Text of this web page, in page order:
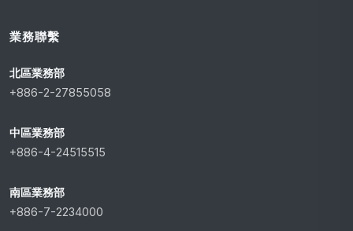
業務聯繫
北區業務部
+886-2-27855058
中區業務部
+886-4-24515515
南區業務部
+886-7-2234000